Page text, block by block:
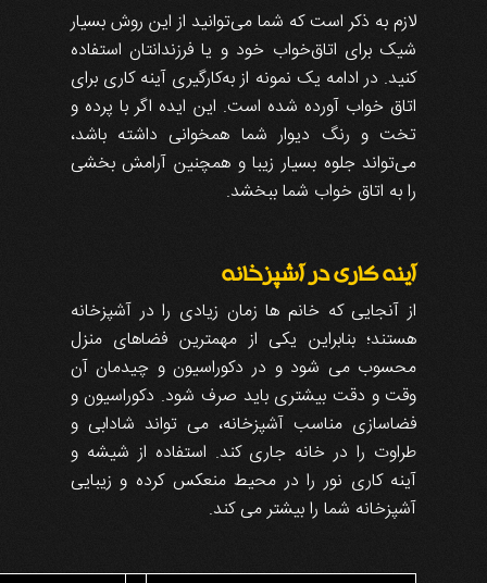
لازم به ذکر است که شما می‌توانید از این روش بسیار
شیک برای اتاق‌خواب خود و یا فرزندانتان استفاده
کنید. در ادامه یک نمونه از به‌کارگیری آینه کاری برای
اتاق خواب آورده شده است. این ایده اگر با پرده و
تخت و رنگ دیوار شما همخوانی داشته باشد،
می‌تواند جلوه بسیار زیبا و همچنین آرامش بخشی
را به اتاق خواب شما ببخشد.
آینه کاری در آشپزخانه
از آنجایی که خانم ها زمان زیادی را در آشپزخانه
هستند؛ بنابراین یکی از مهمترین فضاهای منزل
محسوب می شود و در دکوراسیون و چیدمان آن
وقت و دقت بیشتری باید صرف شود. دکوراسیون و
فضاسازی مناسب آشپزخانه، می تواند شادابی و
طراوت را در خانه جاری کند. استفاده از شیشه و
آینه کاری نور را در محیط منعکس کرده و زیبایی
آشپزخانه شما را بیشتر می کند.